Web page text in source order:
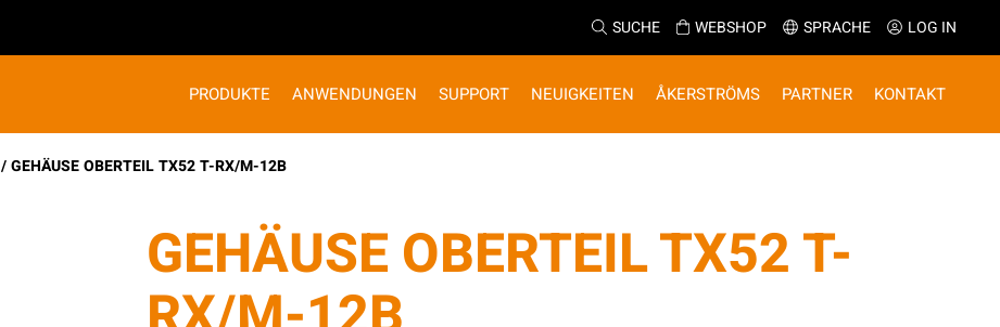
SUCHE WEBSHOP SPRACHE LOG IN
PRODUKTE ANWENDUNGEN SUPPORT NEUIGKEITEN ÅKERSTRÖMS PARTNER KONTAKT
/ GEHÄUSE OBERTEIL TX52 T-RX/M-12B
GEHÄUSE OBERTEIL TX52 T-